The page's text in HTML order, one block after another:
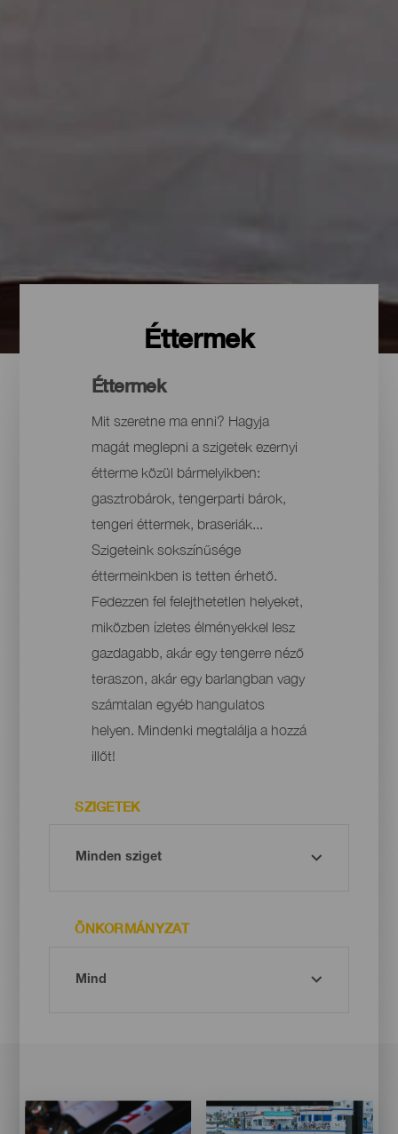
Éttermek
Éttermek
Mit szeretne ma enni? Hagyja
magát meglepni a szigetek ezernyi
étterme közül bármelyikben:
gasztrobárok, tengerparti bárok,
tengeri éttermek, braseriák...
Szigeteink sokszínűsége
éttermeinkben is tetten érhető.
Fedezzen fel felejthetetlen helyeket,
miközben ízletes élményekkel lesz
gazdagabb, akár egy tengerre néző
teraszon, akár egy barlangban vagy
számtalan egyéb hangulatos
helyen. Mindenki megtalálja a hozzá
illőt!
SZIGETEK
ÖNKORMÁNYZAT
Imagen
Listado
Imagen
Imagen
Listado
Imagen